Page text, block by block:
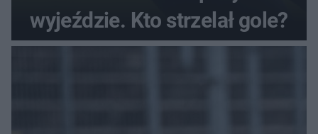
wyjeździe. Kto strzelał gole?